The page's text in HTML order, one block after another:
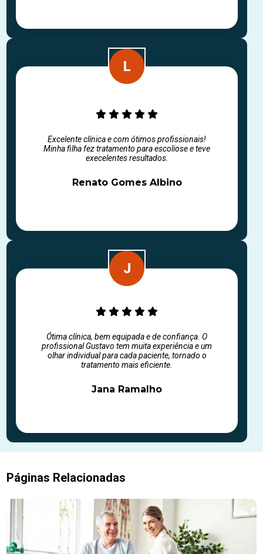
Excelente clínica e com ótimos profissionais!
Minha filha fez tratamento para escoliose e teve
execelentes resultados.
Renato Gomes Albino
Ótima clínica, bem equipada e de confiança. O
profissional Gustavo tem muita experiência e um
olhar individual para cada paciente, tornado o
tratamento mais eficiente.
Jana Ramalho
Páginas Relacionadas